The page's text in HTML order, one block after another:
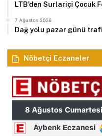
LTB’den Surlariçi Çocuk
7 Ağustos 2026
Dağ yolu pazar günü
Nöbetçi Eczaneler